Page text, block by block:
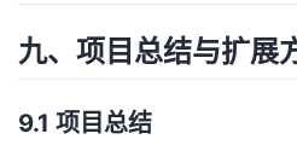
九、项目总结与扩展
9.1 项目总结